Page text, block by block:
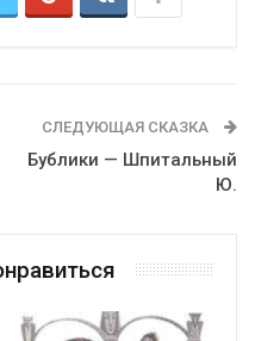
СЛЕДУЮЩАЯ СКАЗКА
Бублики — Шпитальный
Ю.